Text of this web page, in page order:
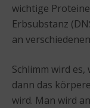
wichtige
Erbsubstanz
an
Schlimm wird
dann das
wird. Man wird